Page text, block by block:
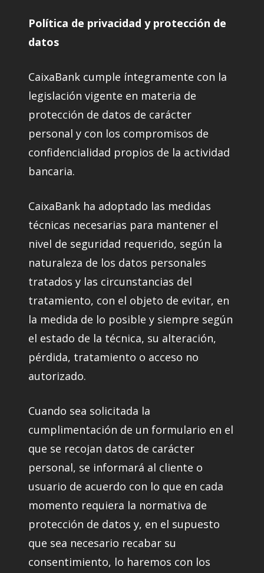
Política de privacidad y protección de
datos
CaixaBank cumple íntegramente con la
legislación vigente en materia de
protección de datos de carácter
personal y con los compromisos de
confidencialidad propios de la actividad
bancaria.
CaixaBank ha adoptado las medidas
técnicas necesarias para mantener el
nivel de seguridad requerido, según la
naturaleza de los datos personales
tratados y las circunstancias del
tratamiento, con el objeto de evitar, en
la medida de lo posible y siempre según
el estado de la técnica, su alteración,
pérdida, tratamiento o acceso no
autorizado.
Cuando sea solicitada la
cumplimentación de un formulario en el
que se recojan datos de carácter
personal, se informará al cliente o
usuario de acuerdo con lo que en cada
momento requiera la normativa de
protección de datos y, en el supuesto
que sea necesario recabar su
consentimiento, lo haremos con los